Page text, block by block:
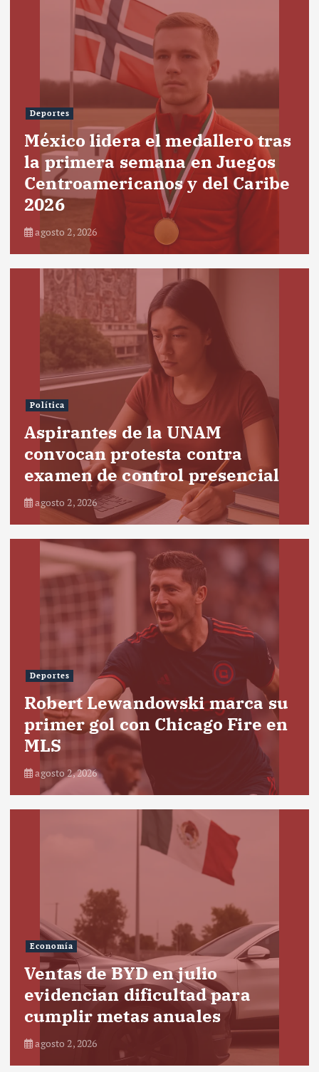
Deportes
México lidera el medallero tras
la primera semana en Juegos
Centroamericanos y del Caribe
2026
agosto 2, 2026
Política
Aspirantes de la UNAM
convocan protesta contra
examen de control presencial
agosto 2, 2026
Deportes
Robert Lewandowski marca su
primer gol con Chicago Fire en
MLS
agosto 2, 2026
Economía
Ventas de BYD en julio
evidencian dificultad para
cumplir metas anuales
agosto 2, 2026